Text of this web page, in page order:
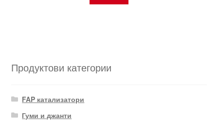
Продуктови категории
FAP катализатори
Гуми и джанти